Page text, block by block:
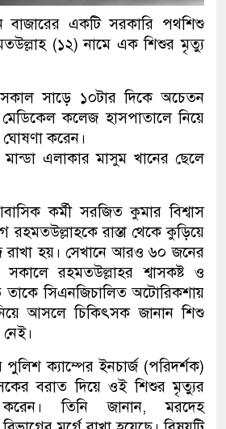
বাজারের একটি সরকারি পথশিশু
(১২) নামে এক শিশুর মৃত্যু
সাড়ে ১০টার দিকে অচেতন
মেডিকেল কলেজ হাসপাতালে নিয়ে
করেন।
এলাকার মাসুম খানের ছেলে
কর্মী সরজিত কুমার বিশ্বাস
রাস্তা থেকে কুড়িয়ে
রাখা হয়। সেখানে আরও ৬০ জনের
রহমতউল্লাহর শ্বাসকষ্ট ও
সিএনজিচালিত অটোরিকশায়
আসলে চিকিৎসক জানান শিশু
ক্যাম্পের ইনচার্জ (পরিদর্শক)
বরাত দিয়ে ওই শিশুর মৃত্যুর
করেন। তিনি জানান, মরদেহ